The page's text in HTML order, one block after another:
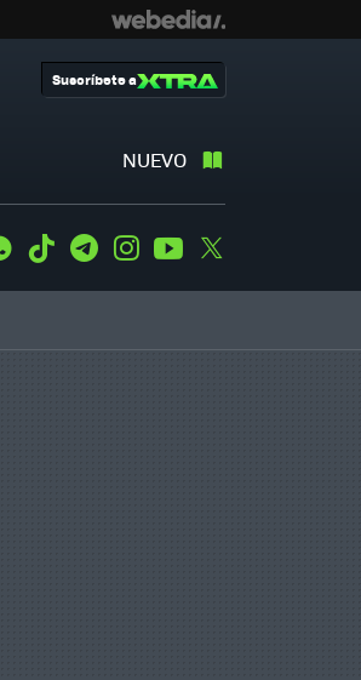
NUEVO
Suscríbete a
WhatsApp
Tiktok TelegramInstagramYoutube